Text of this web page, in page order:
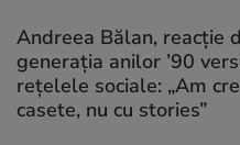
Andreea Bălan, reacție
generația anilor ’90
rețelele sociale: „Am
casete, nu cu stories”